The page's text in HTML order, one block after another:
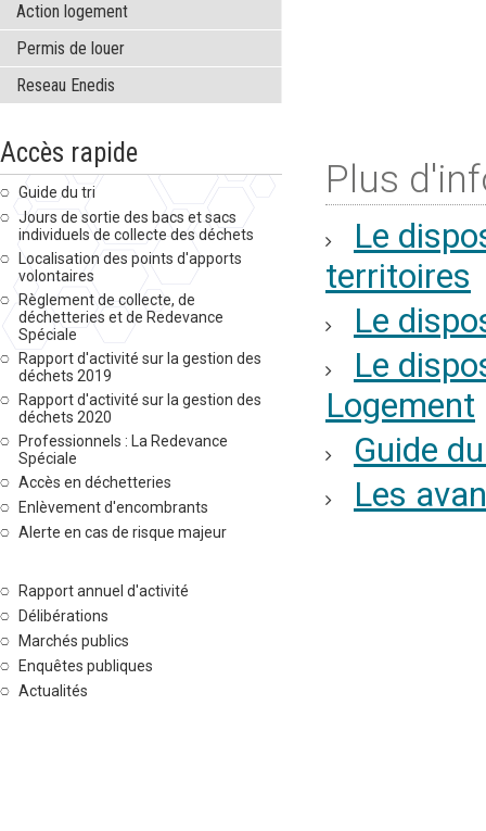
Action logement
Permis de louer
Reseau Enedis
Accès rapide
Guide du tri
Jours de sortie des bacs et sacs
individuels de collecte des déchets
Localisation des points d'apports
volontaires
Règlement de collecte, de
déchetteries et de Redevance
Spéciale
Rapport d'activité sur la gestion des
déchets 2019
Rapport d'activité sur la gestion des
déchets 2020
Professionnels : La Redevance
Spéciale
Accès en déchetteries
Enlèvement d'encombrants
Alerte en cas de risque majeur
Rapport annuel d'activité
Délibérations
Marchés publics
Enquêtes publiques
Actualités
Plus
Le
territoires
Le
Le
Logement
Guide
Les